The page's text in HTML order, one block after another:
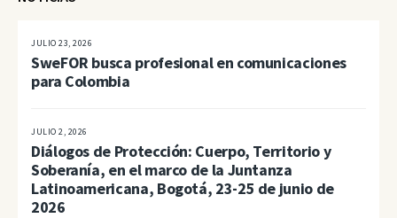
JULIO 23, 2026
SweFOR busca profesional en comunicaciones
para Colombia
JULIO 2, 2026
Diálogos de Protección: Cuerpo, Territorio y
Soberanía, en el marco de la Juntanza
Latinoamericana, Bogotá, 23-25 de junio de
2026